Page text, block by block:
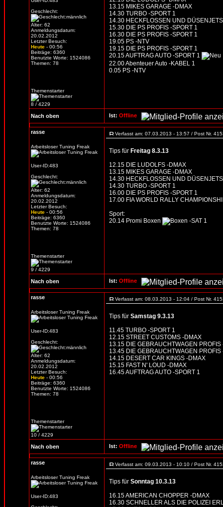
Geschlecht:
Alter: 62
Anmeldungsdatum:
20.02.2012
Letzter Besuch:
Heute - 00:56
Beiträge: 6360
Benutzte Worte: 1524086
Themen: 78
Themenstarter
8 / 4229
13.15 MIKES GARAGE -DMAX
14.30 TURBO -SPORT 1
14.30 HECKFLOSSEN UND
15.30 DIE PS PROFIS -SPORT 1
16.30 DIE PS PROFIS -SPORT 1
19.05 PS -NTV
19.15 DIE PS PROFIS -SPORT 1
20.15 AUFTRAG AUTO -SPORT 1
22.00 Abenteuer Auto -KABEL 1
0.05 PS -NTV
Nach oben Ist: Offline
rasse
Arbeitsloser Tuning Freak
User-ID:483
Geschlecht:
Alter: 62
Anmeldungsdatum:
20.02.2012
Letzter Besuch:
Heute - 00:56
Beiträge: 6360
Benutzte Worte: 1524086
Themen: 78
Themenstarter
9 / 4229
Verfasst am: 07.03.2013 - 13:57 / Post Nr.
Tips für Freitag 8.3.13
12.15 DIE LUDOLFS -DMAX
13.15 MIKES GARAGE -DMAX
14.30 HECKFLOSSEN UND
14.30 TURBO -SPORT 1
16.00 DIE PS PROFIS -SPORT 1
17.00 FIA WORLD RALLY
Sport:
20.14 Promi Boxen
-SAT 1
Nach oben Ist: Offline
rasse
Arbeitsloser Tuning Freak
User-ID:483
Geschlecht:
Alter: 62
Anmeldungsdatum:
20.02.2012
Letzter Besuch:
Heute - 00:56
Beiträge: 6360
Benutzte Worte: 1524086
Themen: 78
Themenstarter
10 / 4229
Verfasst am: 08.03.2013 - 12:04 / Post Nr.
Tips für Samstag 9.3.13
11.45 TURBO -SPORT 1
12.15 STREET CUSTOMS -DMAX
13.15 DIE GEBRAUCHTWAGEN PROFIS
13.45 DIE GEBRAUCHTWAGEN PROFIS
14.15 DESERT CAR KINGS -DMAX
15.15 FAST N' LOUD -DMAX
16.45 AUFTRAG AUTO -SPORT 1
Nach oben Ist: Offline
rasse
Arbeitsloser Tuning Freak
User-ID:483
Verfasst am: 09.03.2013 - 10:10 / Post Nr.
Tips für Sonntag 10.3.13
16.15 AMERICAN CHOPPER -DMAX
16.30 SCHNELLER ALS DIE POLIZEI